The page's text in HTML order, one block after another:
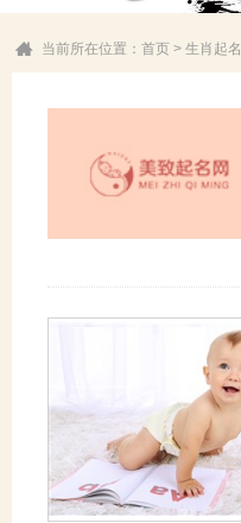
当前所在位置： 首页 > 生肖起名